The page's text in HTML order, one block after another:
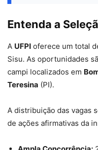
Entenda a
A UFPI oferece um total
Sisu. As oportunidades
campi localizados em
Teresina (PI).
A distribuição das vagas
de ações afirmativas da